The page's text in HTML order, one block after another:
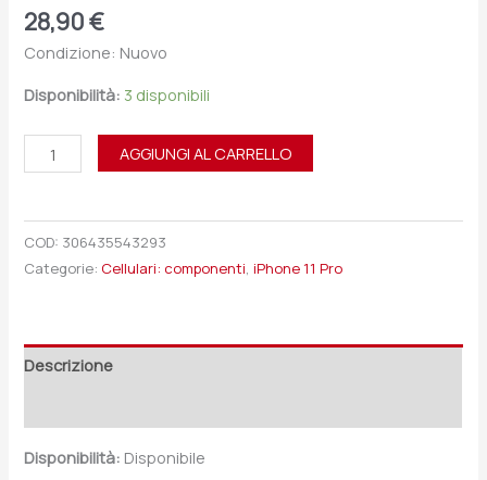
28,90€
Condizione: Nuovo
Disponibilità: 3 disponibili
AGGIUNGI AL CARRELLO
COD: 306435543293
Categorie: Cellulari: componenti,iPhone 11 Pro
Descrizione
Disponibilità: Disponibile